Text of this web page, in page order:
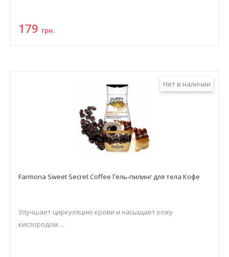
179 грн.
Нет в наличии
Farmona Sweet Secret Coffee Гель-пилинг для тела Кофе
Улучшает циркуляцию крови и насыщает кожу
кислородом....